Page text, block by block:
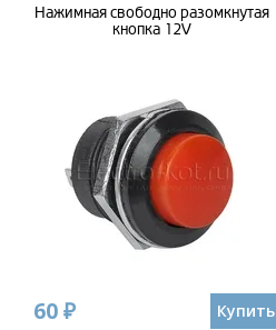
Нажимная свободно разомкнутая
кнопка 12V
60 ₽ Купить